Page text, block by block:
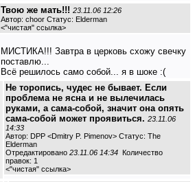
Твою же мать!!! 23.11.06 12:26
Автор: choor Статус: Elderman
<"чистая" ссылка>
МИСТИКА!!! Завтра в церковь схожу свечку
поставлю...
Всё решилось само собой... я в шоке :(
Не торопись, чудес не бывает. Если
проблема не ясна и не вылечилась
руками, а сама-собой, значит она опять
сама-собой может проявиться. 23.11.06
14:33
Автор: DPP <Dmitry P. Pimenov> Статус: The
Elderman
Отредактировано 23.11.06 14:34 Количество
правок: 1
<"чистая" ссылка>